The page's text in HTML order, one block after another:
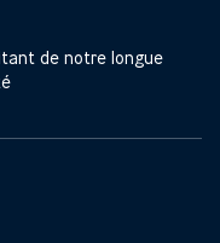
de notre longue